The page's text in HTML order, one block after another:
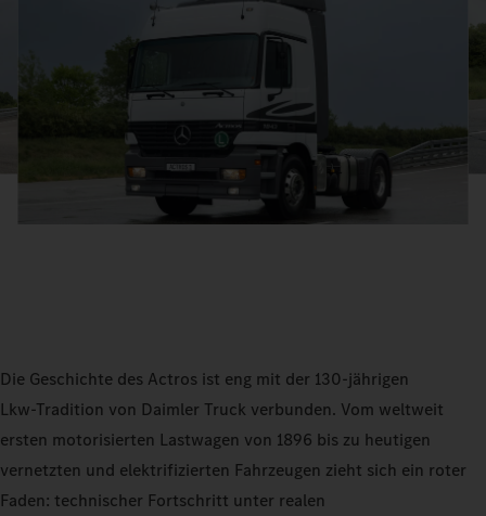
Die Geschichte des Actros ist eng mit der 130‑jährigen
Lkw‑Tradition von Daimler Truck verbunden. Vom weltweit
ersten motorisierten Lastwagen von 1896 bis zu heutigen
vernetzten und elektrifizierten Fahrzeugen zieht sich ein roter
Faden: technischer Fortschritt unter realen